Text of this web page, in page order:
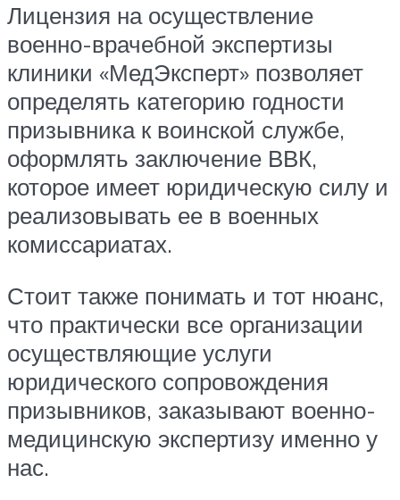
Лицензия на осуществление
военно-врачебной экспертизы
клиники «МедЭксперт» позволяет
определять категорию годности
призывника к воинской службе,
оформлять заключение ВВК,
которое имеет юридическую силу и
реализовывать ее в военных
комиссариатах.
Стоит также понимать и тот нюанс,
что практически все организации
осуществляющие услуги
юридического сопровождения
призывников, заказывают военно-
медицинскую экспертизу именно у
нас.